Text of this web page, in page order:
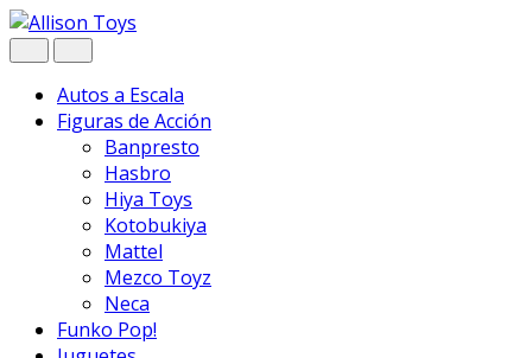
Navegar
Ir
al
Autos a Escala
Figuras de Acción
Banpresto
Hasbro
Hiya Toys
Kotobukiya
Mattel
Mezco Toyz
Neca
Funko Pop!